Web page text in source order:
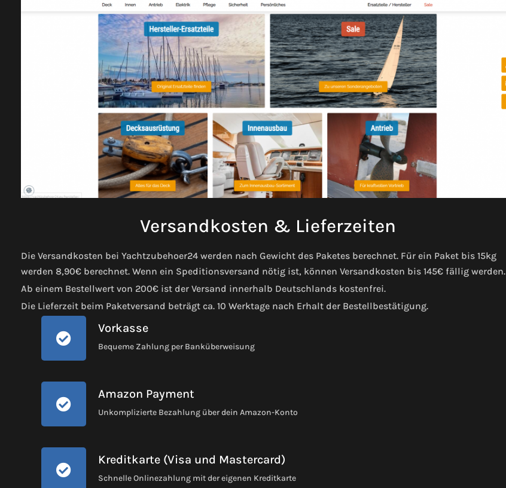
Versandkosten & Lieferzeiten
Die Versandkosten bei Yachtzubehoer24 werden nach Gewicht des Paketes berechnet. Für ein Paket bis 15kg
werden 8,90€ berechnet. Wenn ein Speditionsversand nötig ist, können Versandkosten bis 145€ fällig werden.
Ab einem Bestellwert von 200€ ist der Versand innerhalb Deutschlands kostenfrei.
Die Lieferzeit beim Paketversand beträgt ca. 10 Werktage nach Erhalt der Bestellbestätigung.
Vorkasse
Bequeme Zahlung per Banküberweisung
Amazon Payment
Unkomplizierte Bezahlung über dein Amazon-Konto
Kreditkarte (Visa und Mastercard)
Schnelle Onlinezahlung mit der eigenen Kreditkarte